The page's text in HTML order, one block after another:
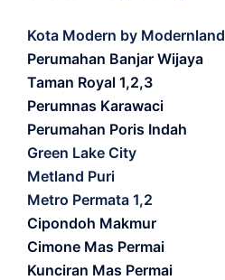
Kota Modern by Modernland
Perumahan Banjar Wijaya
Taman Royal 1,2,3
Perumnas Karawaci
Perumahan Poris Indah
Green Lake City
Metland Puri
Metro Permata 1,2
Cipondoh Makmur
Cimone Mas Permai
Kunciran Mas Permai